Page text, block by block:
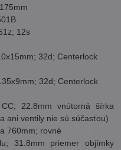
12s
32d; Centerlock
32d; Centerlock
22.8mm vnútorná šírka
ani ventily nie sú súčasťou)
760mm; rovné
31.8mm priemer objímky